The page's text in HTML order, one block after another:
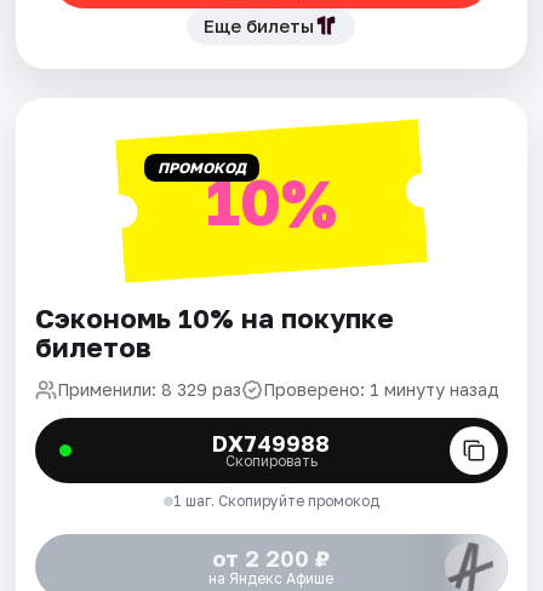
Еще билеты
ПРОМОКОД10%
Сэкономь 10% на покупке
билетов
Применили: 8 329 раз Проверено: 1 минуту назад
DX749988
Скопировать
1 шаг. Скопируйте промокод
от 2 200 ₽
на Яндекс Афише